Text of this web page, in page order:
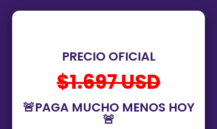
PRECIO OFICIAL
$1.697 USD
🚨PAGA MUCHO MENOS HOY
🚨